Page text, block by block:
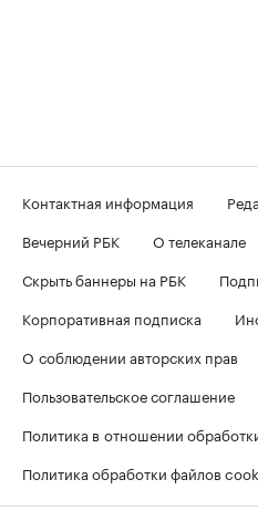
Контактная информация
Вечерний РБК
О телеканале
Скрыть баннеры на РБК
Корпоративная подписка
О соблюдении авторских прав
Пользовательское соглашение
Политика в отношении
Политика обработки файлов